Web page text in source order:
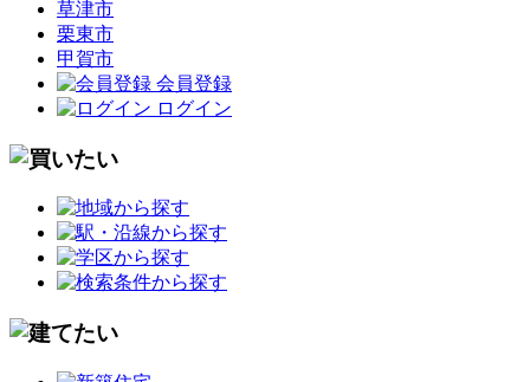
草津市
栗東市
甲賀市
会員登録
ログイン